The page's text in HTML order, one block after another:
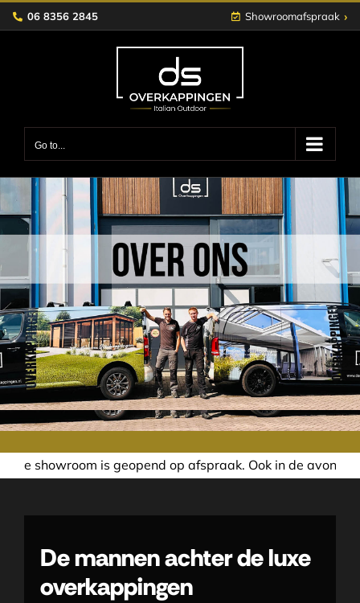
Skip
to
06 8356 2845 Showroomafspraak ›
Go to...
is geopend op afspraak. Ook in de avond of in het
De mannen achter de luxe
overkappingen